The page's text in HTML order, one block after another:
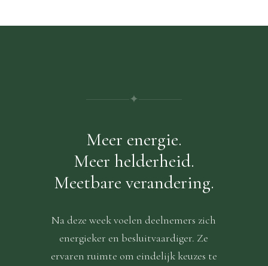
✦
Meer energie.
Meer helderheid.
Meetbare verandering.
Na deze week voelen deelnemers zich
energieker en besluitvaardiger. Ze
ervaren ruimte om eindelijk keuzes te